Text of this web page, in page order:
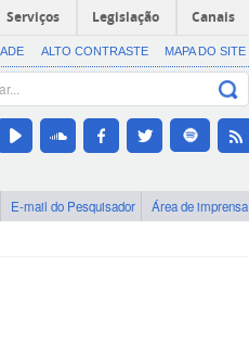
Serviços Legislação Canais
ALTO CONTRASTE MAPA DO SITE
E-mail do Pesquisador Área de imprensa